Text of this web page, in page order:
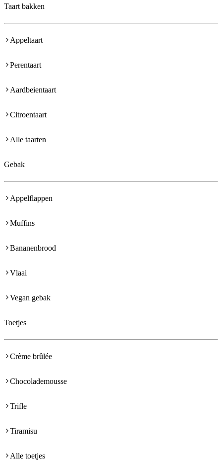
Taart bakken
Appeltaart
Perentaart
Aardbeientaart
Citroentaart
Alle taarten
Gebak
Appelflappen
Muffins
Bananenbrood
Vlaai
Vegan gebak
Toetjes
Crème brûlée
Chocolademousse
Trifle
Tiramisu
Alle toetjes